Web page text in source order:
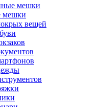
мешки
мешки
вещей